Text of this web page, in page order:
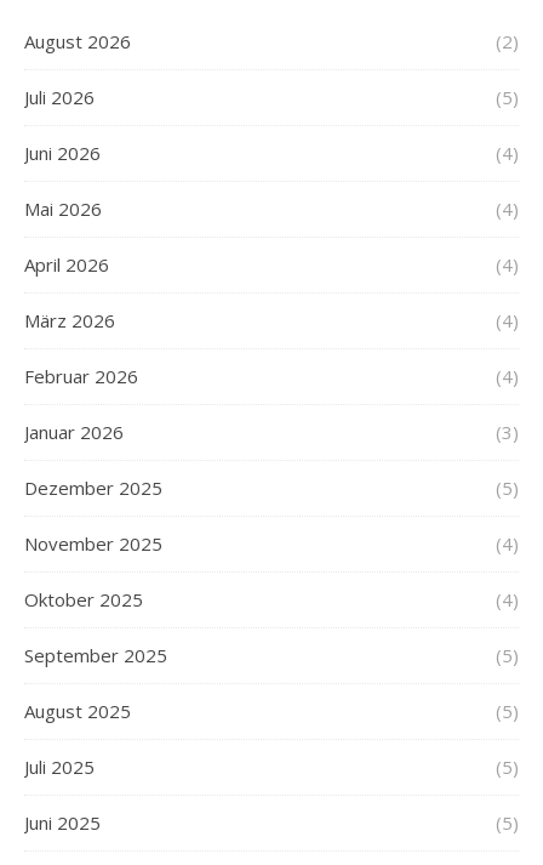
August 2026 (2)
Juli 2026 (5)
Juni 2026 (4)
Mai 2026 (4)
April 2026 (4)
März 2026 (4)
Februar 2026 (4)
Januar 2026 (3)
Dezember 2025 (5)
November 2025 (4)
Oktober 2025 (4)
September 2025 (5)
August 2025 (5)
Juli 2025 (5)
Juni 2025 (5)